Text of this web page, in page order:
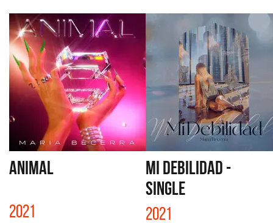
ANIMAL
2021
MI DEBILIDAD -
SINGLE
2021